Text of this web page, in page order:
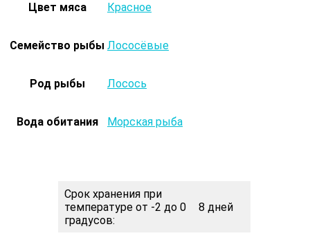
Цвет мяса Красное
Семейство рыбы Лососёвые
Род рыбы Лосось
Вода обитания Морская рыба
Срок хранения при
температуре от -2 до 0
градусов:
8 дней